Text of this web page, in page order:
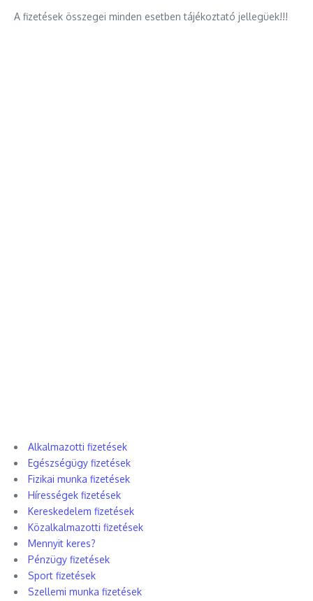
A fizetések összegei minden esetben tájékoztató jellegüek!!!
Alkalmazotti fizetések
Egészségügy fizetések
Fizikai munka fizetések
Hírességek fizetések
Kereskedelem fizetések
Közalkalmazotti fizetések
Mennyit keres?
Pénzügy fizetések
Sport fizetések
Szellemi munka fizetések